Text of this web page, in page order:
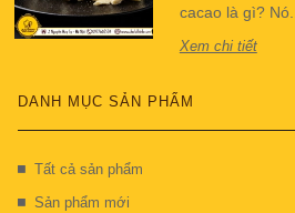
cacao là gì? Nó...
Xem chi tiết
DANH MỤC SẢN PHẨM
Tất cả sản phẩm
Sản phẩm mới